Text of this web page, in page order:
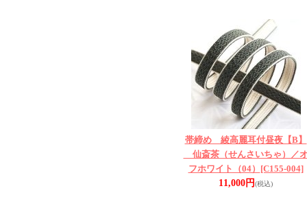
帯締め 綾高麗耳付昼夜【B】
仙斎茶（せんさいちゃ）／
フホワイト（04） [C155-004]
11,000円(税込)